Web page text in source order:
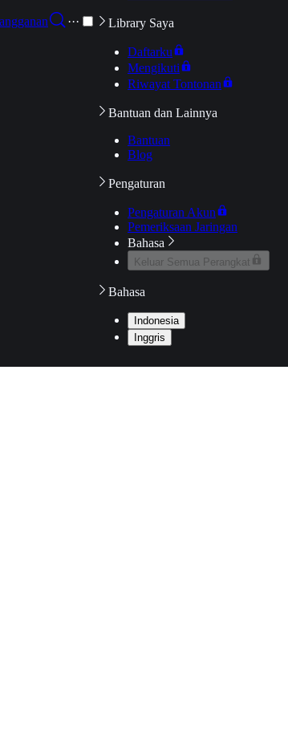
··· Library Saya
Daftarku
Mengikuti
Riwayat Tontonan
Bantuan dan Lainnya
Bantuan
Blog
Pengaturan
Pengaturan Akun
Pemeriksaan Jaringan
Bahasa
Keluar Semua Perangkat
Bahasa
Indonesia
Inggris